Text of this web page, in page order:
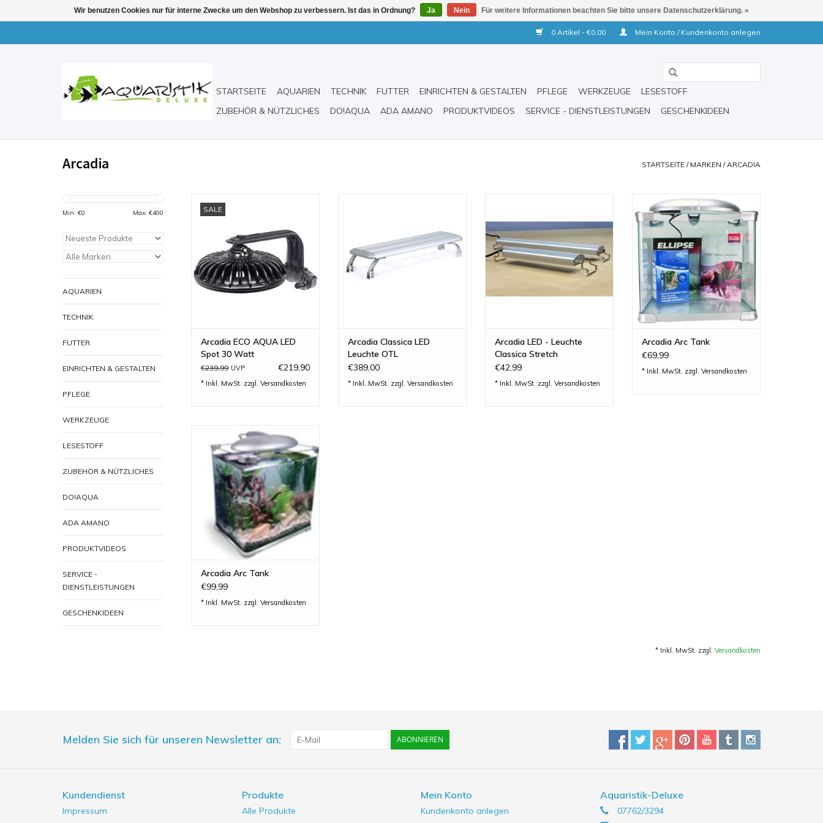
0 Artikel - €0,00 Mein Konto / Kundenkonto anlegen
STARTSEITE AQUARIEN TECHNIK FUTTER EINRICHTEN & GESTALTEN PFLEGE WERKZEUGE
LESESTOFF
ZUBEHÖR & NÜTZLICHES
DO!AQUA ADA AMANO PRODUKTVIDEOS SERVICE - DIENSTLEISTUNGEN GESCHENKIDEEN
Arcadia STARTSEITE / MARKEN /ARCADIA
Min: €0 Max: €400
AQUARIEN
TECHNIK
FUTTER
EINRICHTEN & GESTALTEN
PFLEGE
WERKZEUGE
LESESTOFF
ZUBEHÖR & NÜTZLICHES
DO!AQUA
ADA AMANO
PRODUKTVIDEOS
SERVICE -
DIENSTLEISTUNGEN
GESCHENKIDEEN
SALE
ZUM WARENKORB HINZUFÜGEN
Arcadia ECO AQUA LED
Spot 30 Watt
€239,99 UVP €219,90
* Inkl. MwSt. zzgl. Versandkosten
ZUM WARENKORB HINZUFÜGEN
Arcadia Classica LED
Leuchte OTL
€389,00
* Inkl. MwSt. zzgl. Versandkosten
ZUM WARENKORB HINZUFÜGEN
Arcadia LED - Leuchte
Classica Stretch
€42,99
* Inkl. MwSt. zzgl. Versandkosten
Arcadia Arc Tank 20 Liter
ZUM WARENKORB HINZUFÜGEN
Arcadia Arc Tank
€69,99
* Inkl. MwSt. zzgl. Versandkosten
Arcadia Arc Tank 45 Liter
ZUM WARENKORB HINZUFÜGEN
Arcadia Arc Tank
€99,99
* Inkl. MwSt. zzgl. Versandkosten
* Inkl. MwSt. zzgl. Versandkosten
Melden Sie sich für unseren Newsletter an: ABONNIEREN
Kundendienst
Impressum
Produkte
Alle Produkte
Mein Konto
Kundenkonto anlegen
Aquaristik-Deluxe
07762/3294
Wir benutzen Cookies nur für interne Zwecke um den Webshop zu verbessern. Ist das in Ordnung? Ja Nein Für weitere Informationen beachten Sie bitte unsere Datenschutzerklärung. »